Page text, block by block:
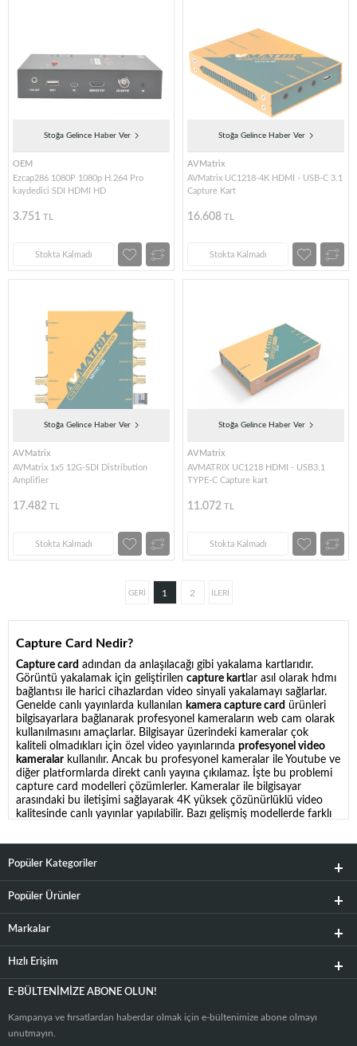
Stoğa Gelince Haber Ver
OEM
Ezcap286 1080P 1080p H.264 Pro
kaydedici SDI HDMI HD
3.751 TL
Stokta Kalmadı
Stoğa Gelince Haber Ver
AVMatrix
AVMatrix UC1218-4K HDMI - USB-C 3.1
Capture Kart
16.608 TL
Stokta Kalmadı
Stoğa Gelince Haber Ver
AVMatrix
AVMatrix 1x5 12G-SDI Distribution
Amplifier
17.482 TL
Stokta Kalmadı
Stoğa Gelince Haber Ver
AVMatrix
AVMATRIX UC1218 HDMI - USB3.1
TYPE-C Capture kart
11.072 TL
Stokta Kalmadı
1 2
Capture Card Nedir?
Capture card adından da anlaşılacağı gibi yakalama kartlarıdır.
Görüntü yakalamak için geliştirilen capture kart lar asıl olarak hdmı
bağlantısı ile harici cihazlardan video sinyali yakalamayı sağlarlar.
Genelde canlı yayınlarda kullanılan kamera capture card ürünleri
bilgisayarlara bağlanarak profesyonel kameraların web cam olarak
kullanılmasını amaçlarlar. Bilgisayar üzerindeki kameralar çok
kaliteli olmadıkları için özel video yayınlarında profesyonel video
kameralarkullanılır. Ancak bu profesyonel kameralar ile Youtube ve
diğer platformlarda direkt canlı yayına çıkılamaz. İşte bu problemi
capture card modelleri çözümlerler. Kameralar ile bilgisayar
arasındaki bu iletişimi sağlayarak 4K yüksek çözünürlüklü video
kalitesinde canlı yayınlar yapılabilir. Bazı gelişmiş modellerde farklı
oyun anlatımı videoları yapan Youtuberlar da PlayStation veya
Xbox oyun konsollarından gelen görüntüleri yayına vermek için
tercih ederler. Bu görüntüler Twich gibi sosyal medya
capture card
Capture Kart Çeşitleri Nelerdir?
Capture kart çeşitleribağlandıkları cihazlara ve bağlantı sağlayan
kablo tipine göre değişkenlik gösterir. Yine masaüstü bilgisayarların
özellikte laptoplar için tercih edilen capture kartlar bulunur. İşte bu
tiplere göre de capture card fiyatları değişkenlik gösterir. Son
Popüler Kategoriler
Popüler Ürünler
Markalar
Hızlı Erişim
E-BÜLTENIMIZE ABONE OLUN!
Kampanya ve fırsatlardan haberdar olmak için e-bültenimize abone olmayı
unutmayın.